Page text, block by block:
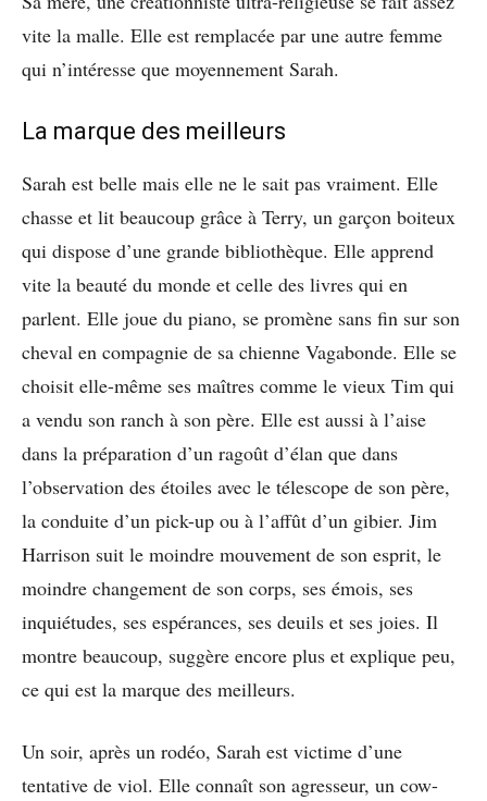
vite la malle. Elle est remplacée par une autre femme
qui n’intéresse que moyennement Sarah.
La marque des meilleurs
Sarah est belle mais elle ne le sait pas vraiment. Elle
chasse et lit beaucoup grâce à Terry, un garçon boiteux
qui dispose d’une grande bibliothèque. Elle apprend
vite la beauté du monde et celle des livres qui en
parlent. Elle joue du piano, se promène sans fin sur son
cheval en compagnie de sa chienne Vagabonde. Elle se
choisit elle-même ses maîtres comme le vieux Tim qui
a vendu son ranch à son père. Elle est aussi à l’aise
dans la préparation d’un ragoût d’élan que dans
l’observation des étoiles avec le télescope de son père,
la conduite d’un pick-up ou à l’affût d’un gibier. Jim
Harrison suit le moindre mouvement de son esprit, le
moindre changement de son corps, ses émois, ses
inquiétudes, ses espérances, ses deuils et ses joies. Il
montre beaucoup, suggère encore plus et explique peu,
ce qui est la marque des meilleurs.
Un soir, après un rodéo, Sarah est victime d’une
tentative de viol. Elle connaît son agresseur, un cow-